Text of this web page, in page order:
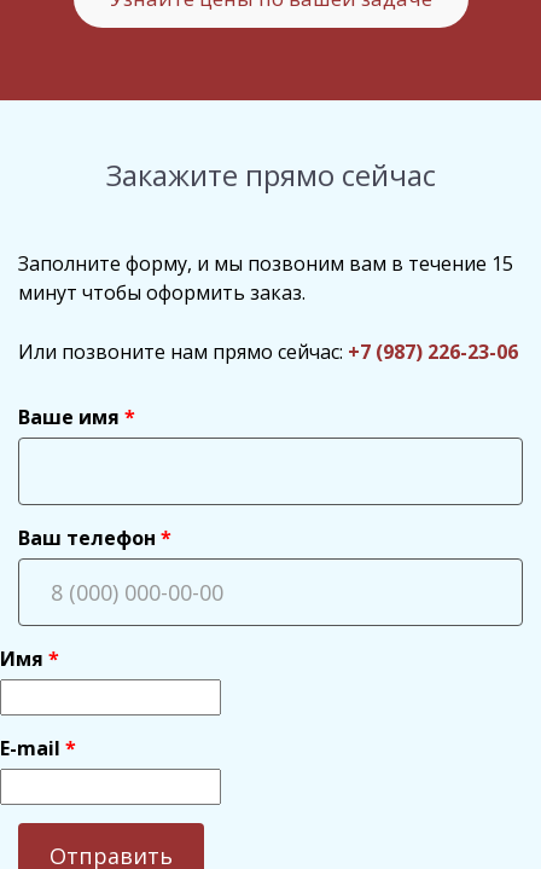
Закажите прямо сейчас
Заполните форму, и мы позвоним вам в течение 15
минут чтобы оформить заказ.
Или позвоните нам прямо сейчас: +7 (987) 226-23-06
Ваше имя
Ваш телефон
Имя
E-mail